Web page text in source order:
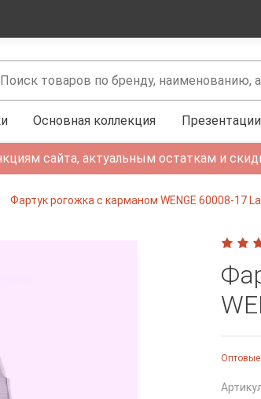
Основная коллекция Презентации
сайта, актуальным остаткам и
Фартук рогожка с карманом WENGE 60008-17
Оптовые